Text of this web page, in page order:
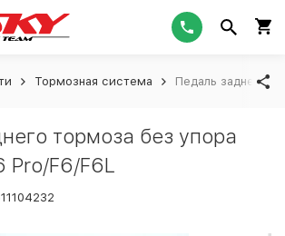
Тормозная система Педаль заднего
тормоза без упора
Pro/F6/F6L